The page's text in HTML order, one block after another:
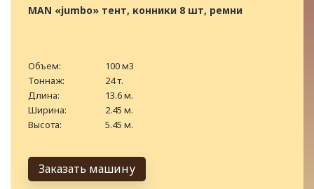
MAN «jumbo» тент, конники 8 шт, ремни
Объем:
100 м3
Тоннаж:
24 т.
Длина:
13.6 м.
Ширина:
2.45 м.
Высота:
5.45 м.
Заказать машину